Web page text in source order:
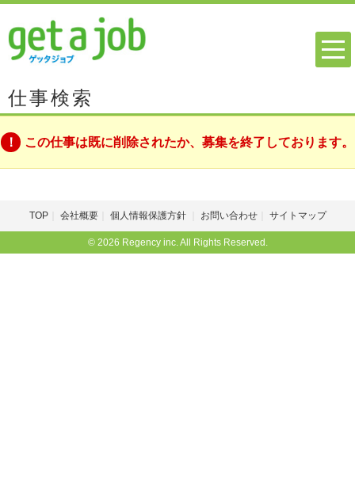
仕事検索
この仕事は既に削除されたか、募集を終了しております。
TOP 会社概要 個人情報保護方針 お問い合わせ サイトマップ
© 2026 Regency inc. All Rights Reserved.